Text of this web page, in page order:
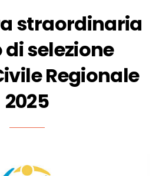
straordinaria
selezione
Regionale
2025